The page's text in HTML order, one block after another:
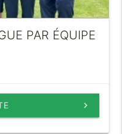
PAR ÉQUIPE
keyboard_arrow_right